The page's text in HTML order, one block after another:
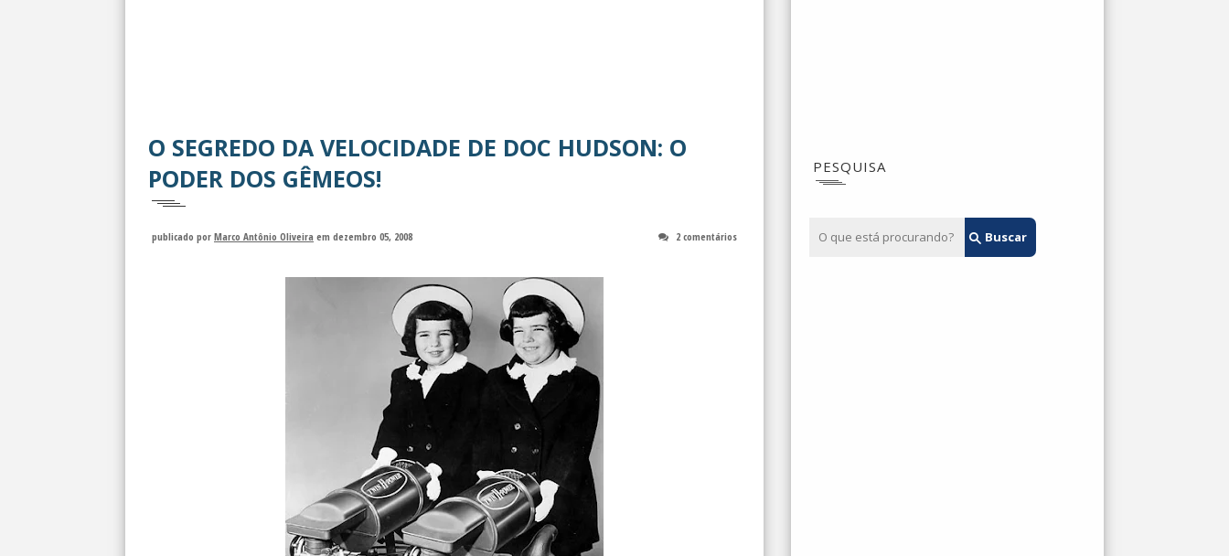
O SEGREDO DA VELOCIDADE DE DOC HUDSON: O
PODER DOS GÊMEOS!
publicado por Marco Antônio Oliveira em dezembro 05, 2008 2 comentários
PESQUISA